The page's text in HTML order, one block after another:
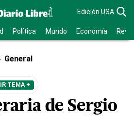
Edición USA
Política Mundo Economía
General
TEMA +
de Sergio